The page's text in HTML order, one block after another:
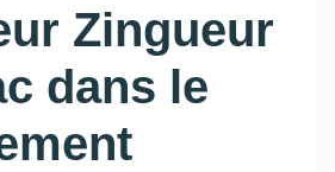
Zingueur
dans le